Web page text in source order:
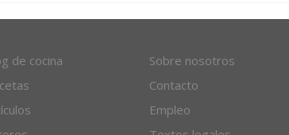
de cocina
Sobre nosotros
Contacto
Empleo